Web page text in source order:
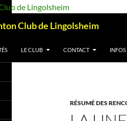
Club de Lingolsheim
LE CLUB CONTACT INFOS
RÉSUMÉ DES